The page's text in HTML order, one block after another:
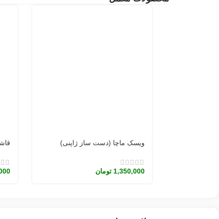
ویسک ماچا (دست ساز ژاپنی)
1,350,000 تومان